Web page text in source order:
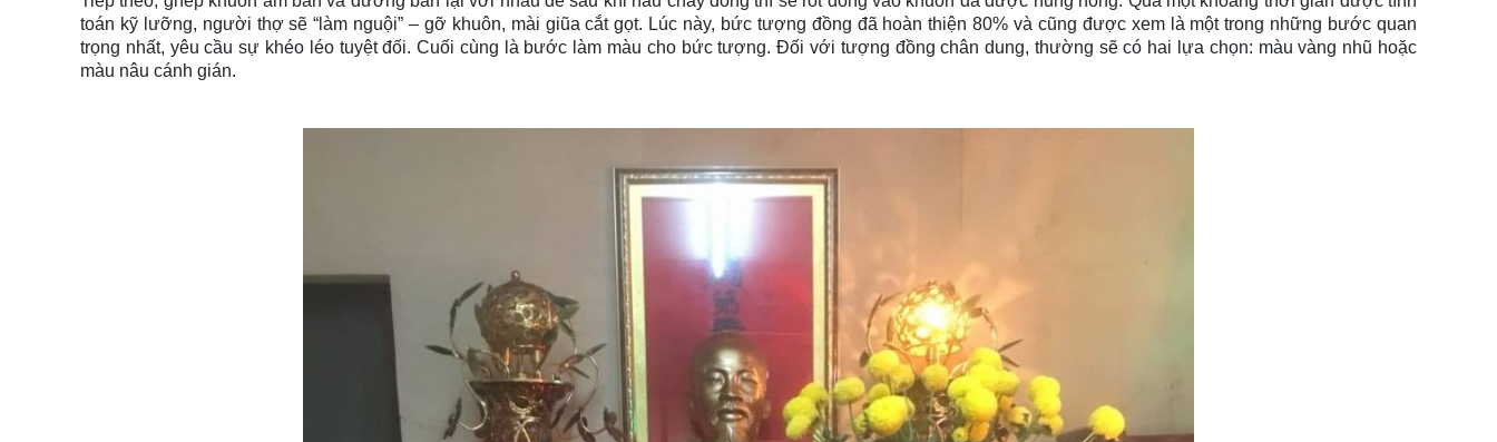
toán kỹ lưỡng, người thợ sẽ “làm nguội” – gỡ khuôn, mài giũa cắt gọt. Lúc này, bức tượng đồng đã hoàn thiện 80% và cũng được xem là một trong những bước quan
trọng nhất, yêu cầu sự khéo léo tuyệt đối. Cuối cùng là bước làm màu cho bức tượng. Đối với tượng đồng chân dung, thường sẽ có hai lựa chọn: màu vàng nhũ hoặc
màu nâu cánh gián.